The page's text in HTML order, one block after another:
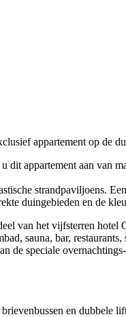
appartement op de
appartement aan van
strandpaviljoens.
duingebieden en de
van het vijfsterren
sauna, bar,
de speciale
en dubbele